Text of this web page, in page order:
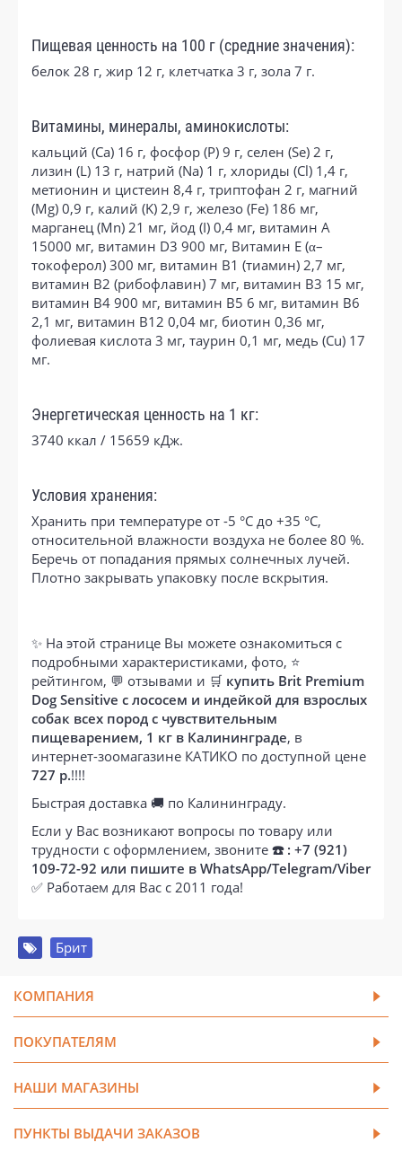
Пищевая ценность на 100 г (средние значения):
белок 28 г, жир 12 г, клетчатка 3 г, зола 7 г.
Витамины, минералы, аминокислоты:
кальций (Ca) 16 г, фосфор (P) 9 г, селен (Se) 2 г,
лизин (L) 13 г, натрий (Na) 1 г, хлориды (Cl) 1,4 г,
метионин и цистеин 8,4 г, триптофан 2 г, магний
(Mg) 0,9 г, калий (K) 2,9 г, железо (Fe) 186 мг,
марганец (Mn) 21 мг, йод (I) 0,4 мг, витамин А
15000 мг, витамин D3 900 мг, Витамин Е (α–
токоферол) 300 мг, витамин В1 (тиамин) 2,7 мг,
витамин В2 (рибофлавин) 7 мг, витамин В3 15 мг,
витамин В4 900 мг, витамин В5 6 мг, витамин В6
2,1 мг, витамин В12 0,04 мг, биотин 0,36 мг,
фолиевая кислота 3 мг, таурин 0,1 мг, медь (Cu) 17
мг.
Энергетическая ценность на 1 кг:
3740 ккал / 15659 кДж.
Условия хранения:
Хранить при температуре от -5 °С до +35 °С,
относительной влажности воздуха не более 80 %.
Беречь от попадания прямых солнечных лучей.
Плотно закрывать упаковку после вскрытия.
✨ На этой странице Вы можете ознакомиться с
подробными характеристиками, фото, ⭐
рейтингом, 💬 отзывами и 🛒 купить Brit Premium
Dog Sensitive с лососем и индейкой для взрослых
собак всех пород с чувствительным
пищеварением, 1 кг в Калининграде, в
интернет-зоомагазине КАТИКО по доступной цене
727 р.!!!!
Быстрая доставка 🚚 по Калининграду.
Если у Вас возникают вопросы по товару или
трудности с оформлением, звоните ☎️ : +7 (921)
109-72-92 или пишите в WhatsApp/Telegram/Viber
✅ Работаем для Вас с 2011 года!
Брит
КОМПАНИЯ
ПОКУПАТЕЛЯМ
НАШИ МАГАЗИНЫ
ПУНКТЫ ВЫДАЧИ ЗАКАЗОВ